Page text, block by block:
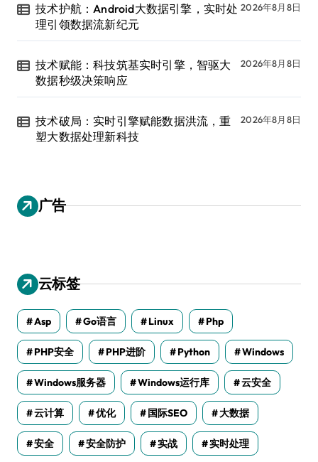
技术护航：Android大数据引擎，实时处
理引领数据流新纪元
2026年8月8日
技术赋能：科技筑基实时引擎，智驱大
数据秒级决策响应
2026年8月8日
技术破局：实时引擎赋能数据洪流，重
塑大数据处理新科技
2026年8月8日
广告
云标签
Asp Go语言 Linux Php
PHP安全 PHP进阶 Python Windows
Windows服务器 Windows运行库 云安全
云计算 优化 国际SEO 大数据
安全 安全防护 实战 实时处理